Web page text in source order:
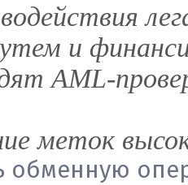
и
AML-
меток
обменную